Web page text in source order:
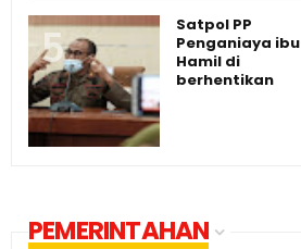
Satpol PP
Penganiaya ibu
Hamil di
berhentikan
PEMERINTAHAN